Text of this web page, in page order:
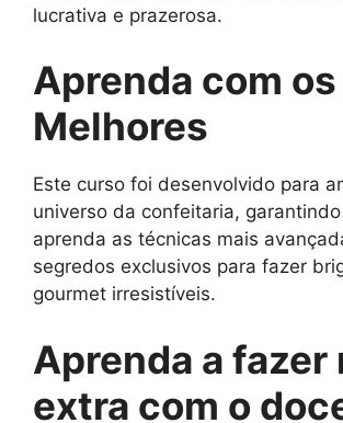
lucrativa e prazerosa.
Aprenda com os
Melhores
Este curso foi desenvolvido para
universo da confeitaria,
aprenda as técnicas mais
segredos exclusivos para fazer
gourmet irresistíveis.
Aprenda a fazer
extra com o